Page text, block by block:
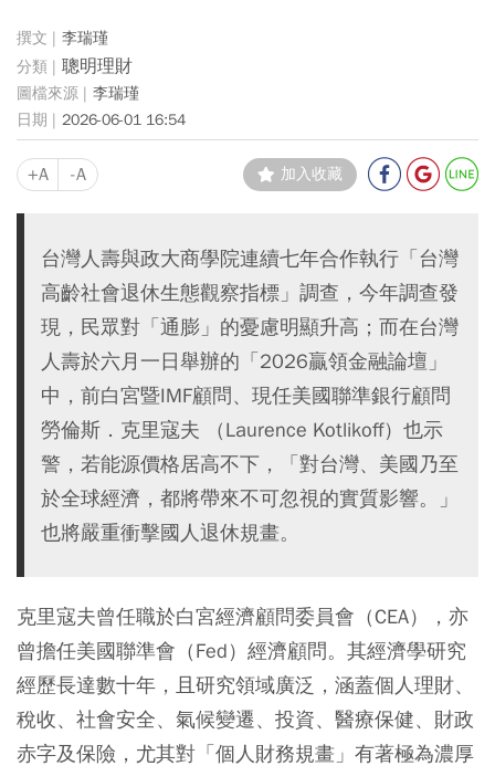
李瑞瑾
聰明理財
李瑞瑾
2026-06-01 16:54
+A -A 加入收藏
台灣人壽與政大商學院連續七年合作執行「台灣
高齡社會退休生態觀察指標」調查，今年調查發
現，民眾對「通膨」的憂慮明顯升高；而在台灣
人壽於六月一日舉辦的「2026贏領金融論壇」
中，前白宮暨IMF顧問、現任美國聯準銀行顧問
勞倫斯．克里寇夫 （Laurence Kotlikoff）也示
警，若能源價格居高不下，「對台灣、美國乃至
於全球經濟，都將帶來不可忽視的實質影響。」
也將嚴重衝擊國人退休規畫。
克里寇夫曾任職於白宮經濟顧問委員會（CEA），亦
曾擔任美國聯準會（Fed）經濟顧問。其經濟學研究
經歷長達數十年，且研究領域廣泛，涵蓋個人理財、
稅收、社會安全、氣候變遷、投資、醫療保健、財政
赤字及保險，尤其對「個人財務規畫」有著極為濃厚